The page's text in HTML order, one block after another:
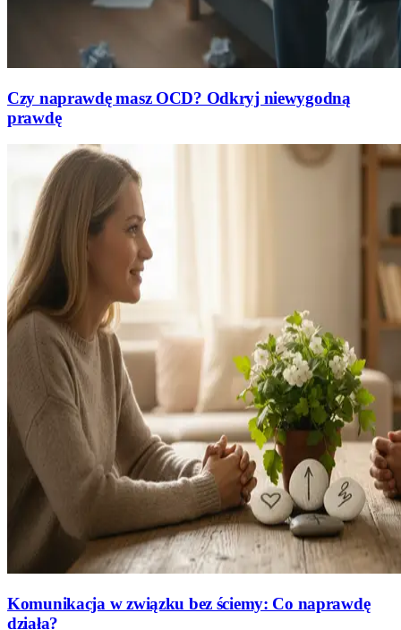
Czy naprawdę masz OCD? Odkryj niewygodną
prawdę
Komunikacja w związku bez ściemy: Co naprawdę
działa?